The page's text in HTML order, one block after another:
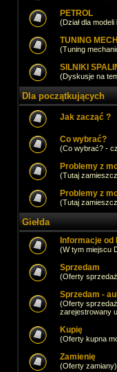
PETROL
(Dział dla
TUNING
(Tuning
SILNIKI
(Dyskusje na
Dla początkujących
Jak zacząć ?
Co wybrać?
(Co wybrać? -
Problemy z
(Tutaj
Problemy z
(Tutaj
Giełda
Informacje
(W tym miejscu
Sprzedam
(Oferty
Sprzedam -
(Oferty
zarejestrowany
Kupię
(Oferty kupna
Zamienię
(Oferty zamiany)